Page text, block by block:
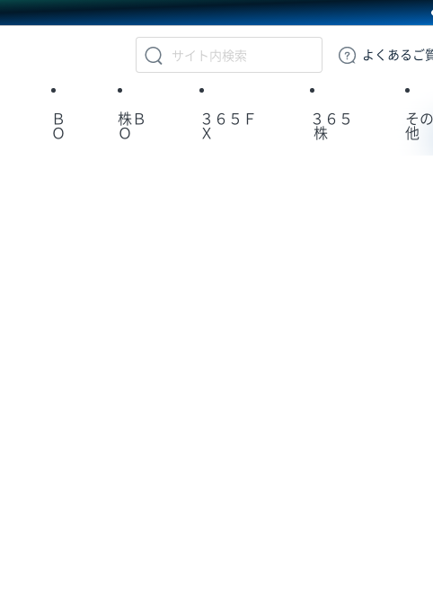
GMOクリック証券
よくある ご
Ｂ
Ｏ
株Ｂ
Ｏ
３６５Ｆ
Ｘ
３６５
株
その
他